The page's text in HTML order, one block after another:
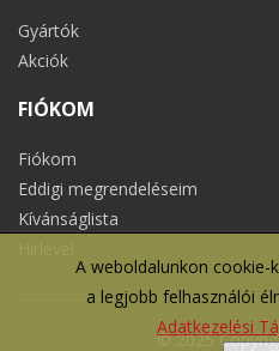
A weboldalunkon cookie-
a legjobb felhasználói
Adatkezelési
Gyártók
Akciók
FIÓKOM
Fiókom
Eddigi megrendeléseim
Kívánságlista
© 2025